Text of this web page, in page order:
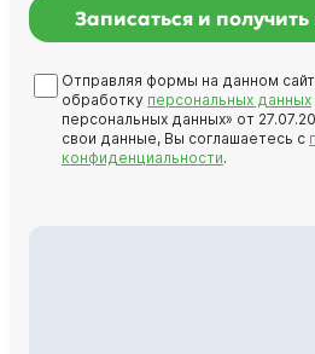
Записаться и
Отправляя формы на данном
обработку персональных данных
персональных данных» от
свои данные, Вы соглашаетесь с
конфиденциальности.